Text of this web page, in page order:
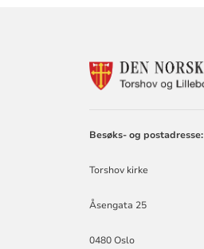
Besøks- og postadresse:
Torshov kirke
Åsengata 25
0480 Oslo